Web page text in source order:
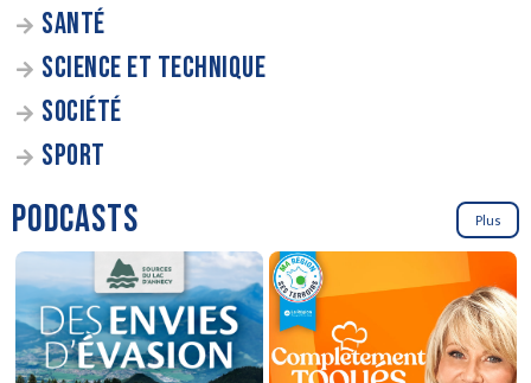
SANTÉ
SCIENCE ET TECHNIQUE
SOCIÉTÉ
SPORT
PODCASTS Plus